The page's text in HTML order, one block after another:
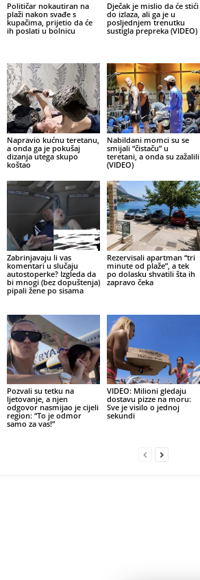
Političar nokautiran na
plaži nakon svađe s
kupačima, prijetio da će
ih poslati u bolnicu
Dječak je mislio da će stići
do izlaza, ali ga je u
posljednjem trenutku
sustigla prepreka (VIDEO)
Napravio kućnu teretanu,
a onda ga je pokušaj
dizanja utega skupo
koštao
Nabildani momci su se
smijali “čistaču” u
teretani, a onda su zažalili
(VIDEO)
Zabrinjavaju li vas
komentari u slučaju
autostoperke? Izgleda da
bi mnogi (bez dopuštenja)
pipali žene po sisama
Rezervisali apartman “tri
minute od plaže”, a tek
po dolasku shvatili šta ih
zapravo čeka
Pozvali su tetku na
ljetovanje, a njen
odgovor nasmijao je cijeli
region: “To je odmor
samo za vas!”
VIDEO: Milioni gledaju
dostavu pizze na moru:
Sve je visilo o jednoj
sekundi